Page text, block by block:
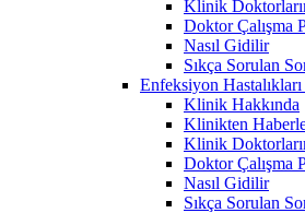
Klinik
Doktor Çalışma
Nasıl Gidilir
Sıkça Sorulan
Enfeksiyon
Klinik Hakkında
Klinikten
Klinik
Doktor Çalışma
Nasıl Gidilir
Sıkça Sorulan